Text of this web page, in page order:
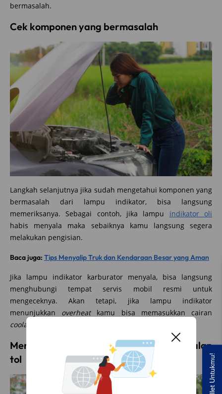
bermasalah.
Cek komponen yang bermasalah
Langkah selanjutnya jika sudah mengetahui komponen yang
bermasalah dari lampu indikator, bisa langsung
memeriksanya. Sebagai contoh, jika lampu indikator oli
habis menyala maka sebaiknya kamu langsung segera
melakukan pengisian.
Baca juga: Tips Menyalip Truk dan Kendaraan Besar yang Aman
Jika lampu indikator karburator menyala, bisa langsung
menghubungi tempat servis mobil resmi untuk
mengeceknya. Akan tetapi, jika lampu indikator
menunjukkan overheat kamu bisa memasukkan cairan
coolant
Menghubungi Jasa Marga jika mogok di jalan
tol